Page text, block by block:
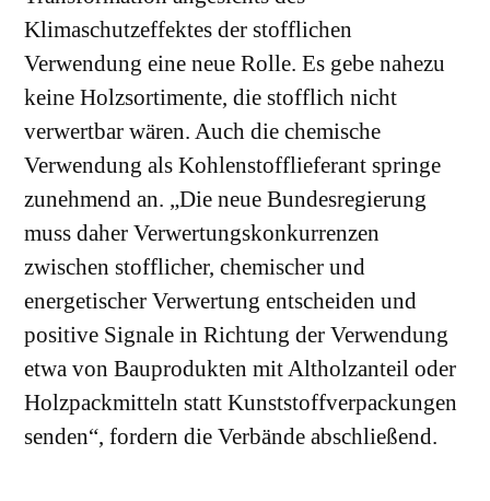
Klimaschutzeffektes der stofflichen
Verwendung eine neue Rolle. Es gebe nahezu
keine Holzsortimente, die stofflich nicht
verwertbar wären. Auch die chemische
Verwendung als Kohlenstofflieferant springe
zunehmend an. „Die neue Bundesregierung
muss daher Verwertungskonkurrenzen
zwischen stofflicher, chemischer und
energetischer Verwertung entscheiden und
positive Signale in Richtung der Verwendung
etwa von Bauprodukten mit Altholzanteil oder
Holzpackmitteln statt Kunststoffverpackungen
senden“, fordern die Verbände abschließend.